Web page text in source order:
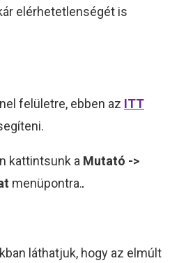
elérhetetlenségét is
felületre, ebben az ITT
kattintsunk a Mutató ->
menüpontra.
láthatjuk, hogy az elmúlt